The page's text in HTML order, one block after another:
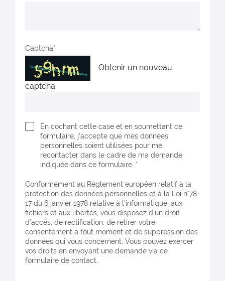
Captcha
Obtenir un nouveau
captcha
En cochant cette case et en soumettant ce
formulaire, j'accepte que mes données
personnelles soient utilisées pour me
recontacter dans le cadre de ma demande
indiquée dans ce formulaire. *
Conformément au Règlement européen relatif à la
protection des données personnelles et à la Loi n°78-
17 du 6 janvier 1978 relative à l'informatique, aux
fichiers et aux libertés, vous disposez d’un droit
d’accès, de rectification, de retirer votre
consentement à tout moment et de suppression des
données qui vous concernent. Vous pouvez exercer
vos droits en envoyant une demande via ce
formulaire de contact.